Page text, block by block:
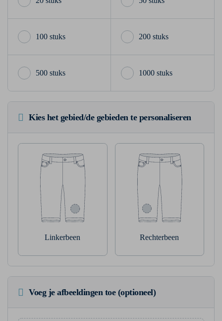
100 stuks 200 stuks
500 stuks 1000 stuks
Kies het gebied/de gebieden te personaliseren
Linkerbeen Rechterbeen
Voeg je afbeeldingen toe (optioneel)